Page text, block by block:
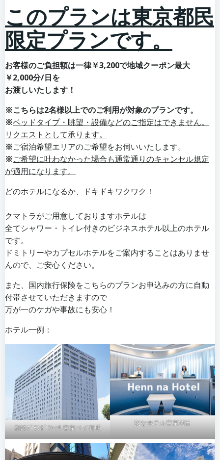
このプランは東京都民
限定プランです。
お客様のご負担額は一律￥3,200で地域クーポン最大
￥2,000分/日を
お渡しいたします！
※こちらは2名様以上でのご利用が対象のプランです。
※ベッドタイプ・眺望・設備などのご指定はできません。
リクエストとして承ります。
※ご宿泊希望エリアのご希望をお伺いいたします。
※ご希望に叶わなかった場合も通常通りのキャンセル規定
が適用になります。
どのホテルになるか、ドキドキワクワク！
クマトラがご用意しておりますホテルは
全てシャワー・トイレ付きのビジネスホテル以上のホテル
です。
ドミトリーやカプセルホテルをご案内することはありませ
んので、ご安心ください。
また、 国内旅行保険をこちらのプランお申込みの方に自動
付帯させていただきますので
万が一のケガや事故にも安心！
ホテル一例：
相鉄ｸﾞﾗﾝﾄﾞﾌﾚｯｻ 東京ベイ有明
変なホテル東京羽田